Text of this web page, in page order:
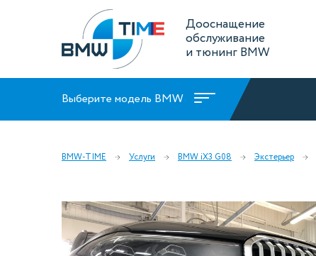
Дооснащение
обслуживание
и тюнинг BMW
Выберите модель BMW
BMW-TIME Услуги BMW iX3 G08 Экстерьер